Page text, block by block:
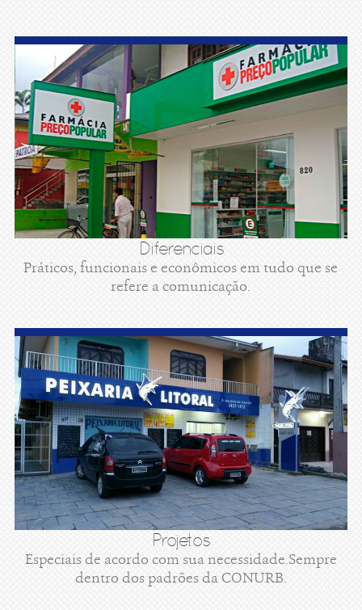
Diferenciais
Práticos, funcionais e econômicos em tudo que se
refere a comunicação.
Projetos
Especiais de acordo com sua necessidade.Sempre
dentro dos padrões da CONURB.